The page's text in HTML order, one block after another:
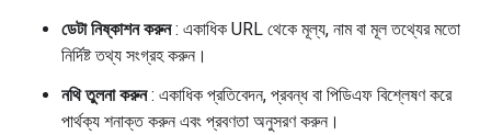
ডেটা নিষ্কাশন করুন: একাধিক URL থেকে মূল্য, নাম বা মূল তথ্যের মতো
নির্দিষ্ট তথ্য সংগ্রহ করুন।
নথি তুলনা করুন: একাধিক প্রতিবেদন, প্রবন্ধ বা পিডিএফ বিশ্লেষণ করে
পার্থক্য শনাক্ত করুন এবং প্রবণতা অনুসরণ করুন।